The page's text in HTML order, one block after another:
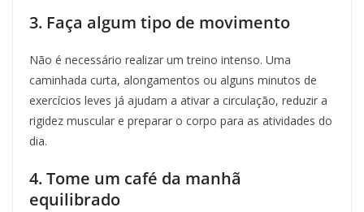
3. Faça algum tipo de movimento
Não é necessário realizar um treino intenso. Uma
caminhada curta, alongamentos ou alguns minutos de
exercícios leves já ajudam a ativar a circulação, reduzir a
rigidez muscular e preparar o corpo para as atividades do
dia.
4. Tome um café da manhã
equilibrado